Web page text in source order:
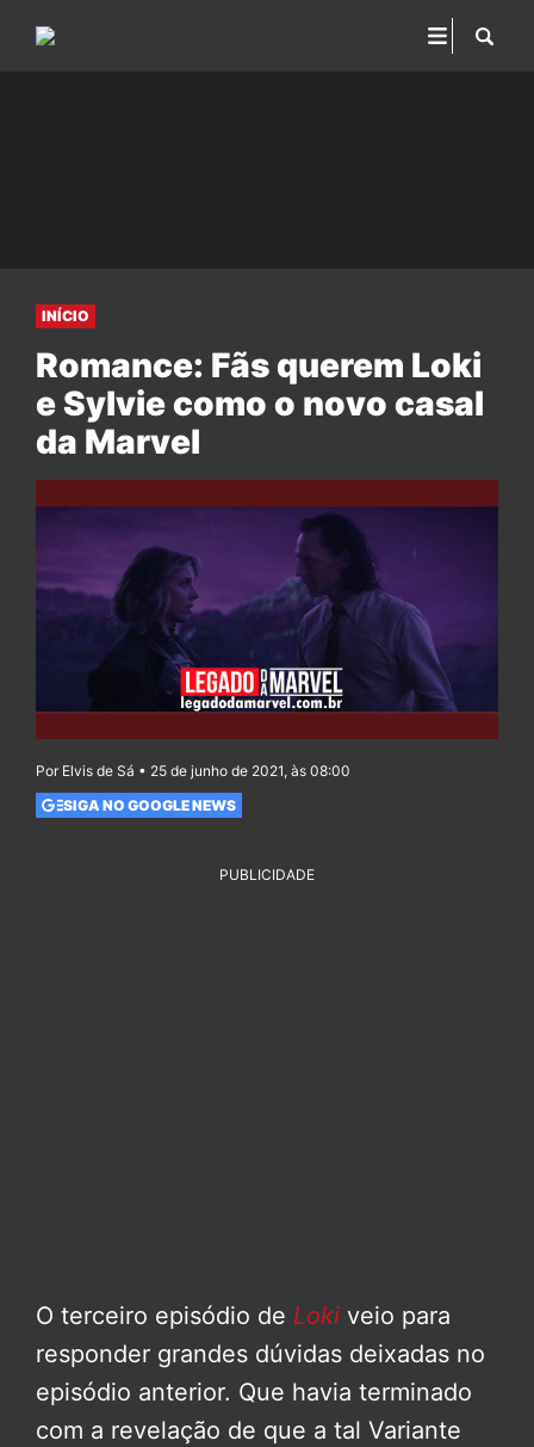
INÍCIO
Romance: Fãs querem Loki
e Sylvie como o novo casal
da Marvel
Por Elvis de Sá • 25 de junho de 2021, às 08:00
SIGA NO GOOGLE NEWS
PUBLICIDADE
O terceiro episódio de Loki veio para
responder grandes dúvidas deixadas no
episódio anterior. Que havia terminado
com a revelação de que a tal Variante